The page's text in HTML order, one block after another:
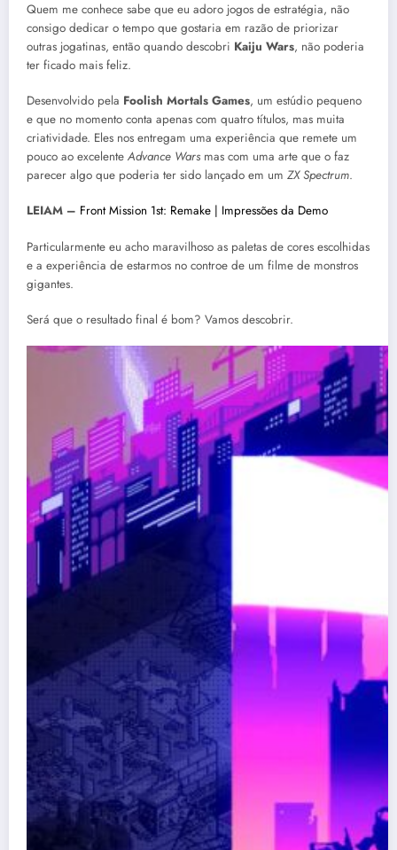
Quem me conhece sabe que eu adoro jogos de estratégia, não
consigo dedicar o tempo que gostaria em razão de priorizar
outras jogatinas, então quando descobri Kaiju Wars, não poderia
ter ficado mais feliz.
Desenvolvido pela Foolish Mortals Games, um estúdio pequeno
e que no momento conta apenas com quatro títulos, mas muita
criatividade. Eles nos entregam uma experiência que remete um
pouco ao excelente Advance Wars mas com uma arte que o faz
parecer algo que poderia ter sido lançado em um ZX Spectrum.
LEIAM – Front Mission 1st: Remake | Impressões da Demo
Particularmente eu acho maravilhoso as paletas de cores escolhidas
e a experiência de estarmos no controe de um filme de monstros
gigantes.
Será que o resultado final é bom? Vamos descobrir.